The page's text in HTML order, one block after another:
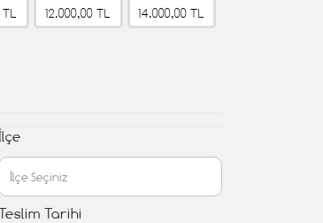
12.000,00 TL
14.000,00 TL
Tarihi